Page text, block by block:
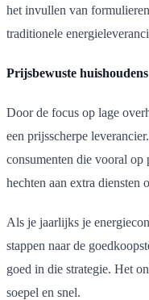
het invullen van
traditionele
Prijsbewuste huishoudens
Door de focus op lage
een prijsscherpe
consumenten die vooral op
hechten aan extra diensten
Als je jaarlijks je
stappen naar de
goed in die strategie. Het
soepel en snel.